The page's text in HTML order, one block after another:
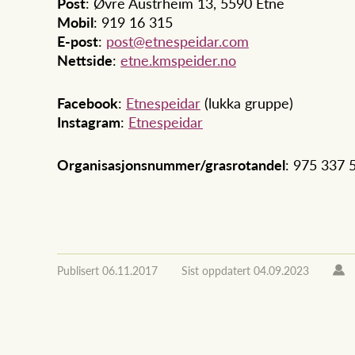
Mobil: 919 16 315
E-post: post@etnespeidar.com
Nettside: etne.kmspeider.no
Facebook: Etnespeidar (lukka gruppe)
Instagram: Etnespeidar
Organisasjonsnummer/grasrotandel: 975 337
Publisert 06.11.2017 Sist oppdatert 04.09.2023